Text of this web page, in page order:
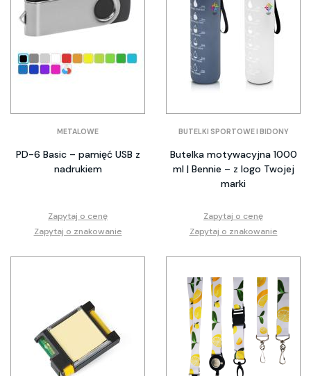
METALOWE
PD-6 Basic – pamięć USB z
nadrukiem
Zapytaj o cenę
Zapytaj o znakowanie
BUTELKI SPORTOWE I BIDONY
Butelka motywacyjna 1000
ml | Bennie – z logo Twojej
marki
Zapytaj o cenę
Zapytaj o znakowanie